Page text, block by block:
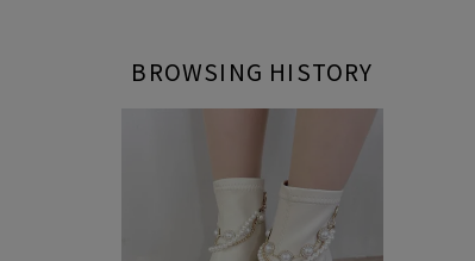
BROWSING HISTORY